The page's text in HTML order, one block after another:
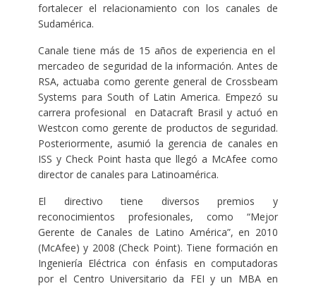
fortalecer el relacionamiento con los canales de
Sudamérica.
Canale tiene más de 15 años de experiencia en el
mercadeo de seguridad de la información. Antes de
RSA, actuaba como gerente general de Crossbeam
Systems para South of Latin America. Empezó su
carrera profesional en Datacraft Brasil y actuó en
Westcon como gerente de productos de seguridad.
Posteriormente, asumió la gerencia de canales en
ISS y Check Point hasta que llegó a McAfee como
director de canales para Latinoamérica.
El directivo tiene diversos premios y
reconocimientos profesionales, como “Mejor
Gerente de Canales de Latino América”, en 2010
(McAfee) y 2008 (Check Point). Tiene formación en
Ingeniería Eléctrica con énfasis en computadoras
por el Centro Universitario da FEI y un MBA en